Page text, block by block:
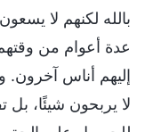
بالله لكنهم لا
عدة أعوام من
إليهم أناس آخرون.
لا يربحون شيئًا، بل